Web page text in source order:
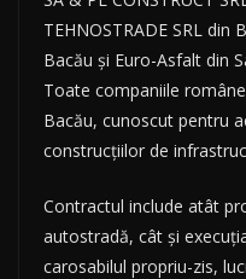
TEHNOSTRADE SRL din
Bacău și Euro-Asfalt din
Toate companiile
Bacău, cunoscut pentru
construcțiilor de
Contractul include atât
autostradă, cât și
carosabilul propriu-zis,